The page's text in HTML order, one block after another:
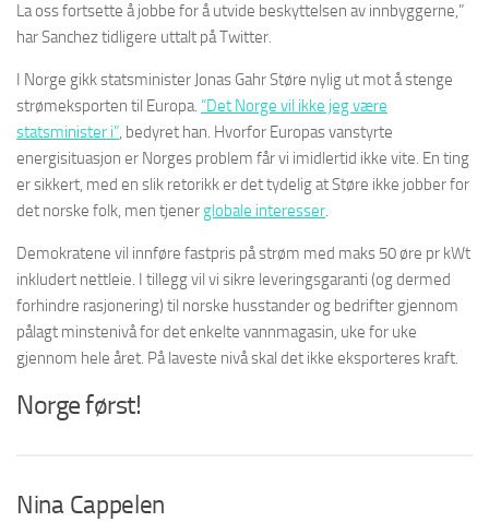
La oss fortsette å jobbe for å utvide beskyttelsen av innbyggerne,”
har Sanchez tidligere uttalt på Twitter.
I Norge gikk statsminister Jonas Gahr Støre nylig ut mot å stenge
strømeksporten til Europa. “Det Norge vil ikke jeg være
statsminister i”, bedyret han. Hvorfor Europas vanstyrte
energisituasjon er Norges problem får vi imidlertid ikke vite. En ting
er sikkert, med en slik retorikk er det tydelig at Støre ikke jobber for
det norske folk, men tjener globale interesser.
Demokratene vil innføre fastpris på strøm med maks 50 øre pr kWt
inkludert nettleie. I tillegg vil vi sikre leveringsgaranti (og dermed
forhindre rasjonering) til norske husstander og bedrifter gjennom
pålagt minstenivå for det enkelte vannmagasin, uke for uke
gjennom hele året. På laveste nivå skal det ikke eksporteres kraft.
Norge først!
Nina Cappelen